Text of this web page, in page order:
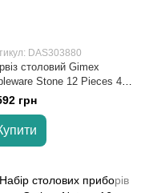
DAS303880
столовий Gimex
Stone 12 Pieces 4
Dark Blue (6917100)
грн